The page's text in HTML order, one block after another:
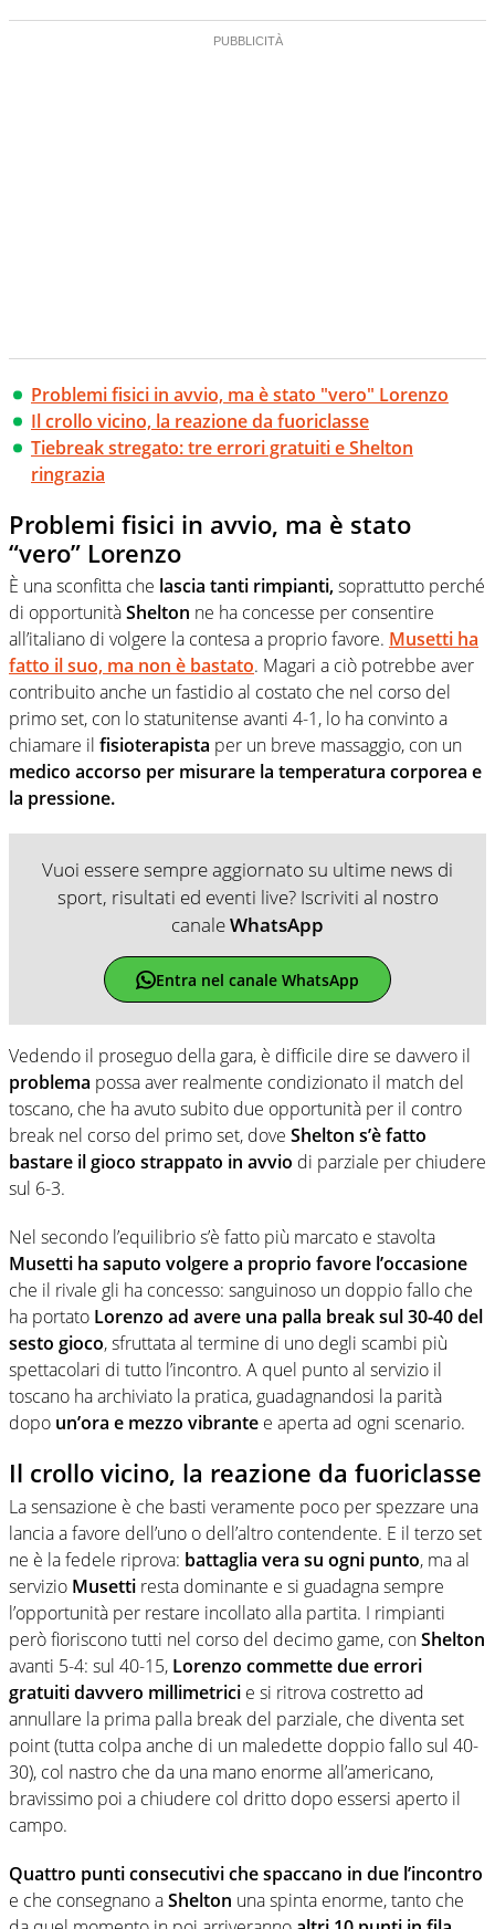
Problemi fisici in avvio, ma è stato "vero" Lorenzo
Il crollo vicino, la reazione da fuoriclasse
Tiebreak stregato: tre errori gratuiti e Shelton
ringrazia
Problemi fisici in avvio, ma è stato
“vero” Lorenzo
È una sconfitta che lascia tanti rimpianti,soprattutto perché
di opportunitàShelton ne ha concesse per consentire
all’italiano di volgere la contesa a proprio favore. Musetti ha
fatto il suo, ma non è bastato. Magari a ciò potrebbe aver
contribuito anche un fastidio al costato che nel corso del
primo set, con lo statunitense avanti 4-1, lo ha convinto a
chiamare il fisioterapista per un breve massaggio, con un
medico accorso per misurare la temperatura corporea e
la pressione.
Vuoi essere sempre aggiornato su ultime news di
sport, risultati ed eventi live? Iscriviti al nostro
canaleWhatsApp
Entra nel canale WhatsApp
Vedendo il proseguo della gara, è difficile dire se davvero il
problema possa aver realmente condizionato il match del
toscano, che ha avuto subito due opportunità per il contro
break nel corso del primo set, dove Shelton s’è fatto
bastare il gioco strappato in avvio di parziale per chiudere
sul 6-3.
Nel secondo l’equilibrio s’è fatto più marcato e stavolta
Musetti ha saputo volgere a proprio favore l’occasione
che il rivale gli ha concesso: sanguinoso un doppio fallo che
ha portato Lorenzo ad avere una palla break sul 30-40 del
sesto gioco, sfruttata al termine di uno degli scambi più
spettacolari di tutto l’incontro. A quel punto al servizio il
toscano ha archiviato la pratica, guadagnandosi la parità
dopo un’ora e mezzo vibrante e aperta ad ogni scenario.
Il crollo vicino, la reazione da fuoriclasse
La sensazione è che basti veramente poco per spezzare una
lancia a favore dell’uno o dell’altro contendente. E il terzo set
ne è la fedele riprova: battaglia vera su ogni punto, ma al
servizio Musetti resta dominante e si guadagna sempre
l’opportunità per restare incollato alla partita. I rimpianti
però fioriscono tutti nel corso del decimo game, conShelton
avanti 5-4: sul 40-15, Lorenzo commette due errori
gratuiti davvero millimetrici e si ritrova costretto ad
annullare la prima palla break del parziale, che diventa set
point (tutta colpa anche di un maledette doppio fallo sul 40-
30), col nastro che da una mano enorme all’americano,
bravissimo poi a chiudere col dritto dopo essersi aperto il
campo.
Quattro punti consecutivi che spaccano in due l’incontro
e che consegnano aShelton una spinta enorme, tanto che